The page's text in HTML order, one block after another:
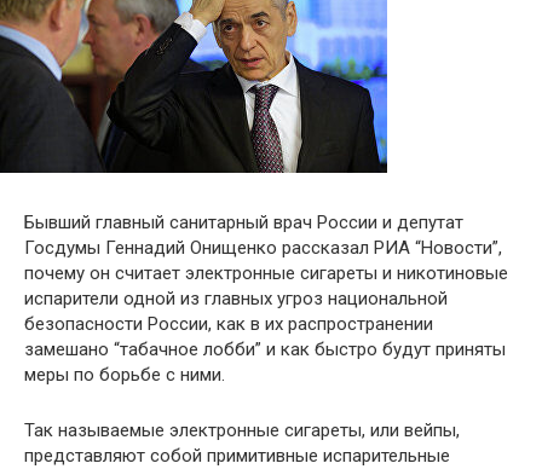
Бывший главный санитарный врач России и депутат
Госдумы Геннадий Онищенко рассказал РИА “Новости”,
почему он считает электронные сигареты и никотиновые
испарители одной из главных угроз национальной
безопасности России, как в их распространении
замешано “табачное лобби” и как быстро будут приняты
меры по борьбе с ними.
Так называемые электронные сигареты, или вейпы,
представляют собой примитивные испарительные